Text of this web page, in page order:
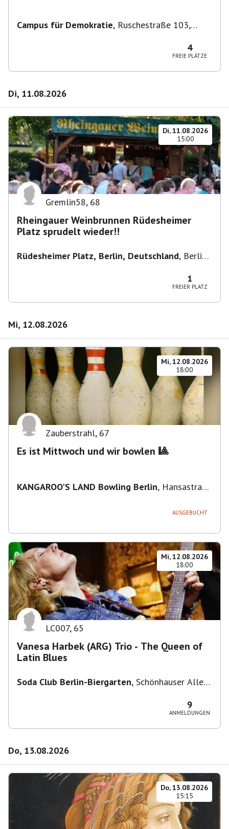
Campus für Demokratie, Ruschestraße 103,
4
FREIE PLÄTZE
Di, 11.08.2026
Di, 11.08.2026
15:00
Gremlin58, 68
Rheingauer Weinbrunnen Rüdesheimer
Platz sprudelt wieder!!
Rüdesheimer Platz, Berlin, Deutschland, Berlin-
1
FREIER PLATZ
Mi, 12.08.2026
Mi, 12.08.2026
18:00
Zauberstrahl, 67
Es ist Mittwoch und wir bowlen 🎱
KANGAROO'S LAND Bowling Berlin, Hansastraße
AUSGEBUCHT
Mi, 12.08.2026
18:00
LC007, 65
Vanesa Harbek (ARG) Trio - The Queen of
Latin Blues
Soda Club Berlin-Biergarten, Schönhauser Allee
9
ANMELDUNGEN
Do, 13.08.2026
Do, 13.08.2026
15:15